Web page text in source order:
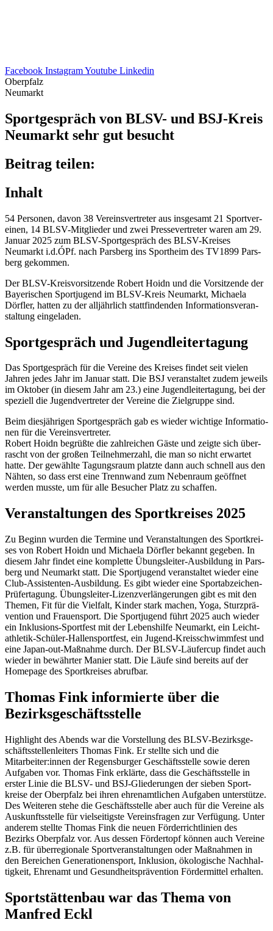
Facebook InstagramYoutube Linkedin
Oberpfalz
Neumarkt
Sport­ge­spräch von BLSV- und BSJ-Kreis
Neumarkt sehr gut besucht
Beitrag teilen:
Inhalt
54 Perso­nen, davon 38 Vereins­ver­tre­ter aus insge­samt 21 Sport­ver­
ei­nen, 14 BLSV-Mitglie­der und zwei Pres­se­ver­tre­ter waren am 29.
Januar 2025 zum BLSV-Sport­ge­spräch des BLSV-Krei­ses
Neumarkt i.d.ÓPf. nach Pars­berg ins Sport­heim des TV1899 Pars­
berg gekommen.
Der BLSV-Kreis­vor­sit­zende Robert Hoidn und die Vorsit­zende der
Baye­ri­schen Sport­ju­gend im BLSV-Kreis Neumarkt, Michaela
Dörf­ler, hatten zu der alljähr­lich statt­fin­den­den Infor­ma­ti­ons­ver­an­
stal­tung eingeladen.
Sport­ge­spräch und Jugendleitertagung
Das Sport­ge­spräch für die Vereine des Krei­ses findet seit vielen
Jahren jedes Jahr im Januar statt. Die BSJ veran­stal­tet zudem jeweils
im Okto­ber (in diesem Jahr am 23.) eine Jugend­lei­ter­ta­gung, bei der
spezi­ell die Jugend­ver­tre­ter der Vereine die Ziel­gruppe sind.
Beim dies­jäh­ri­gen Sport­ge­spräch gab es wieder wich­tige Infor­ma­tio­
nen für die Vereins­ver­tre­ter.
Robert Hoidn begrüßte die zahl­rei­chen Gäste und zeigte sich über­
rascht von der großen Teil­neh­mer­zahl, die man so nicht erwar­tet
hatte. Der gewählte Tagungs­raum platzte dann auch schnell aus den
Nähten, so dass erst eine Trenn­wand zum Neben­raum geöff­net
werden musste, um für alle Besu­cher Platz zu schaffen.
Veran­stal­tun­gen des Sport­krei­ses 2025
Zu Beginn wurden die Termine und Veran­stal­tun­gen des Sport­krei­
ses von Robert Hoidn und Michaela Dörf­ler bekannt gege­ben. In
diesem Jahr findet eine komplette Übungs­lei­ter-Ausbil­dung in Pars­
berg und Neumarkt statt. Die Sport­ju­gend veran­stal­tet wieder eine
Club-Assis­ten­ten-Ausbil­dung. Es gibt wieder eine Sport­ab­zei­chen-
Prüfer­ta­gung. Übungs­lei­ter-Lizenz­ver­län­ge­run­gen gibt es mit den
Themen, Fit für die Viel­falt, Kinder stark machen, Yoga, Sturz­prä­
ven­tion und Frau­en­sport. Die Sport­ju­gend führt 2025 auch wieder
ein Inklu­si­ons-Sportfest mit der Lebens­hilfe Neumarkt, ein Leicht­
ath­le­tik-Schü­ler-Hallen­sport­fest, ein Jugend-Kreis­schwimm­fest und
eine Japan-out-Maßnahme durch. Der BLSV-Läufer­cup findet auch
wieder in bewähr­ter Manier statt. Die Läufe sind bereits auf der
Home­page des Sport­krei­ses abrufbar.
Thomas Fink infor­mierte über die
Bezirksgeschäftsstelle
High­light des Abends war die Vorstel­lung des BLSV-Bezirks­ge­
schäfts­stel­len­lei­ters Thomas Fink. Er stellte sich und die
Mitarbeiter:innen der Regens­bur­ger Geschäfts­stelle sowie deren
Aufga­ben vor. Thomas Fink erklärte, dass die Geschäfts­stelle in
erster Linie die BLSV- und BSJ-Glie­de­run­gen der sieben Sport­
kreise der Ober­pfalz bei ihren ehren­amt­li­chen Aufga­ben unter­stütze.
Des Weite­ren stehe die Geschäfts­stelle aber auch für die Vereine als
Auskunfts­stelle für viel­sei­tigste Vereins­fra­gen zur Verfü­gung. Unter
ande­rem stellte Thomas Fink die neuen Förder­richt­li­nien des
Bezirks Ober­pfalz vor. Aus dessen Förder­topf können auch Vereine
z.B. für über­re­gio­nale Sport­ver­an­stal­tun­gen oder Maßnah­men in
den Berei­chen Gene­ra­tio­nen­sport, Inklu­sion, ökolo­gi­sche Nach­hal­
tig­keit, Ehren­amt und Gesund­heits­prä­ven­tion Förder­mit­tel erhalten.
Sport­stät­ten­bau war das Thema von
Manfred Eckl